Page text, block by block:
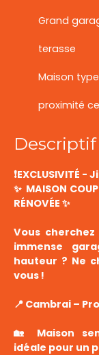
Grand
terasse
Maison
proximité
❗️EXCLUSIVITÉ -
✨ MAISON
RÉNOVÉE ✨
Vous
immense
hauteur ? Ne
vous !
📍 Cambrai –
🏡 Maison
idéale pour un